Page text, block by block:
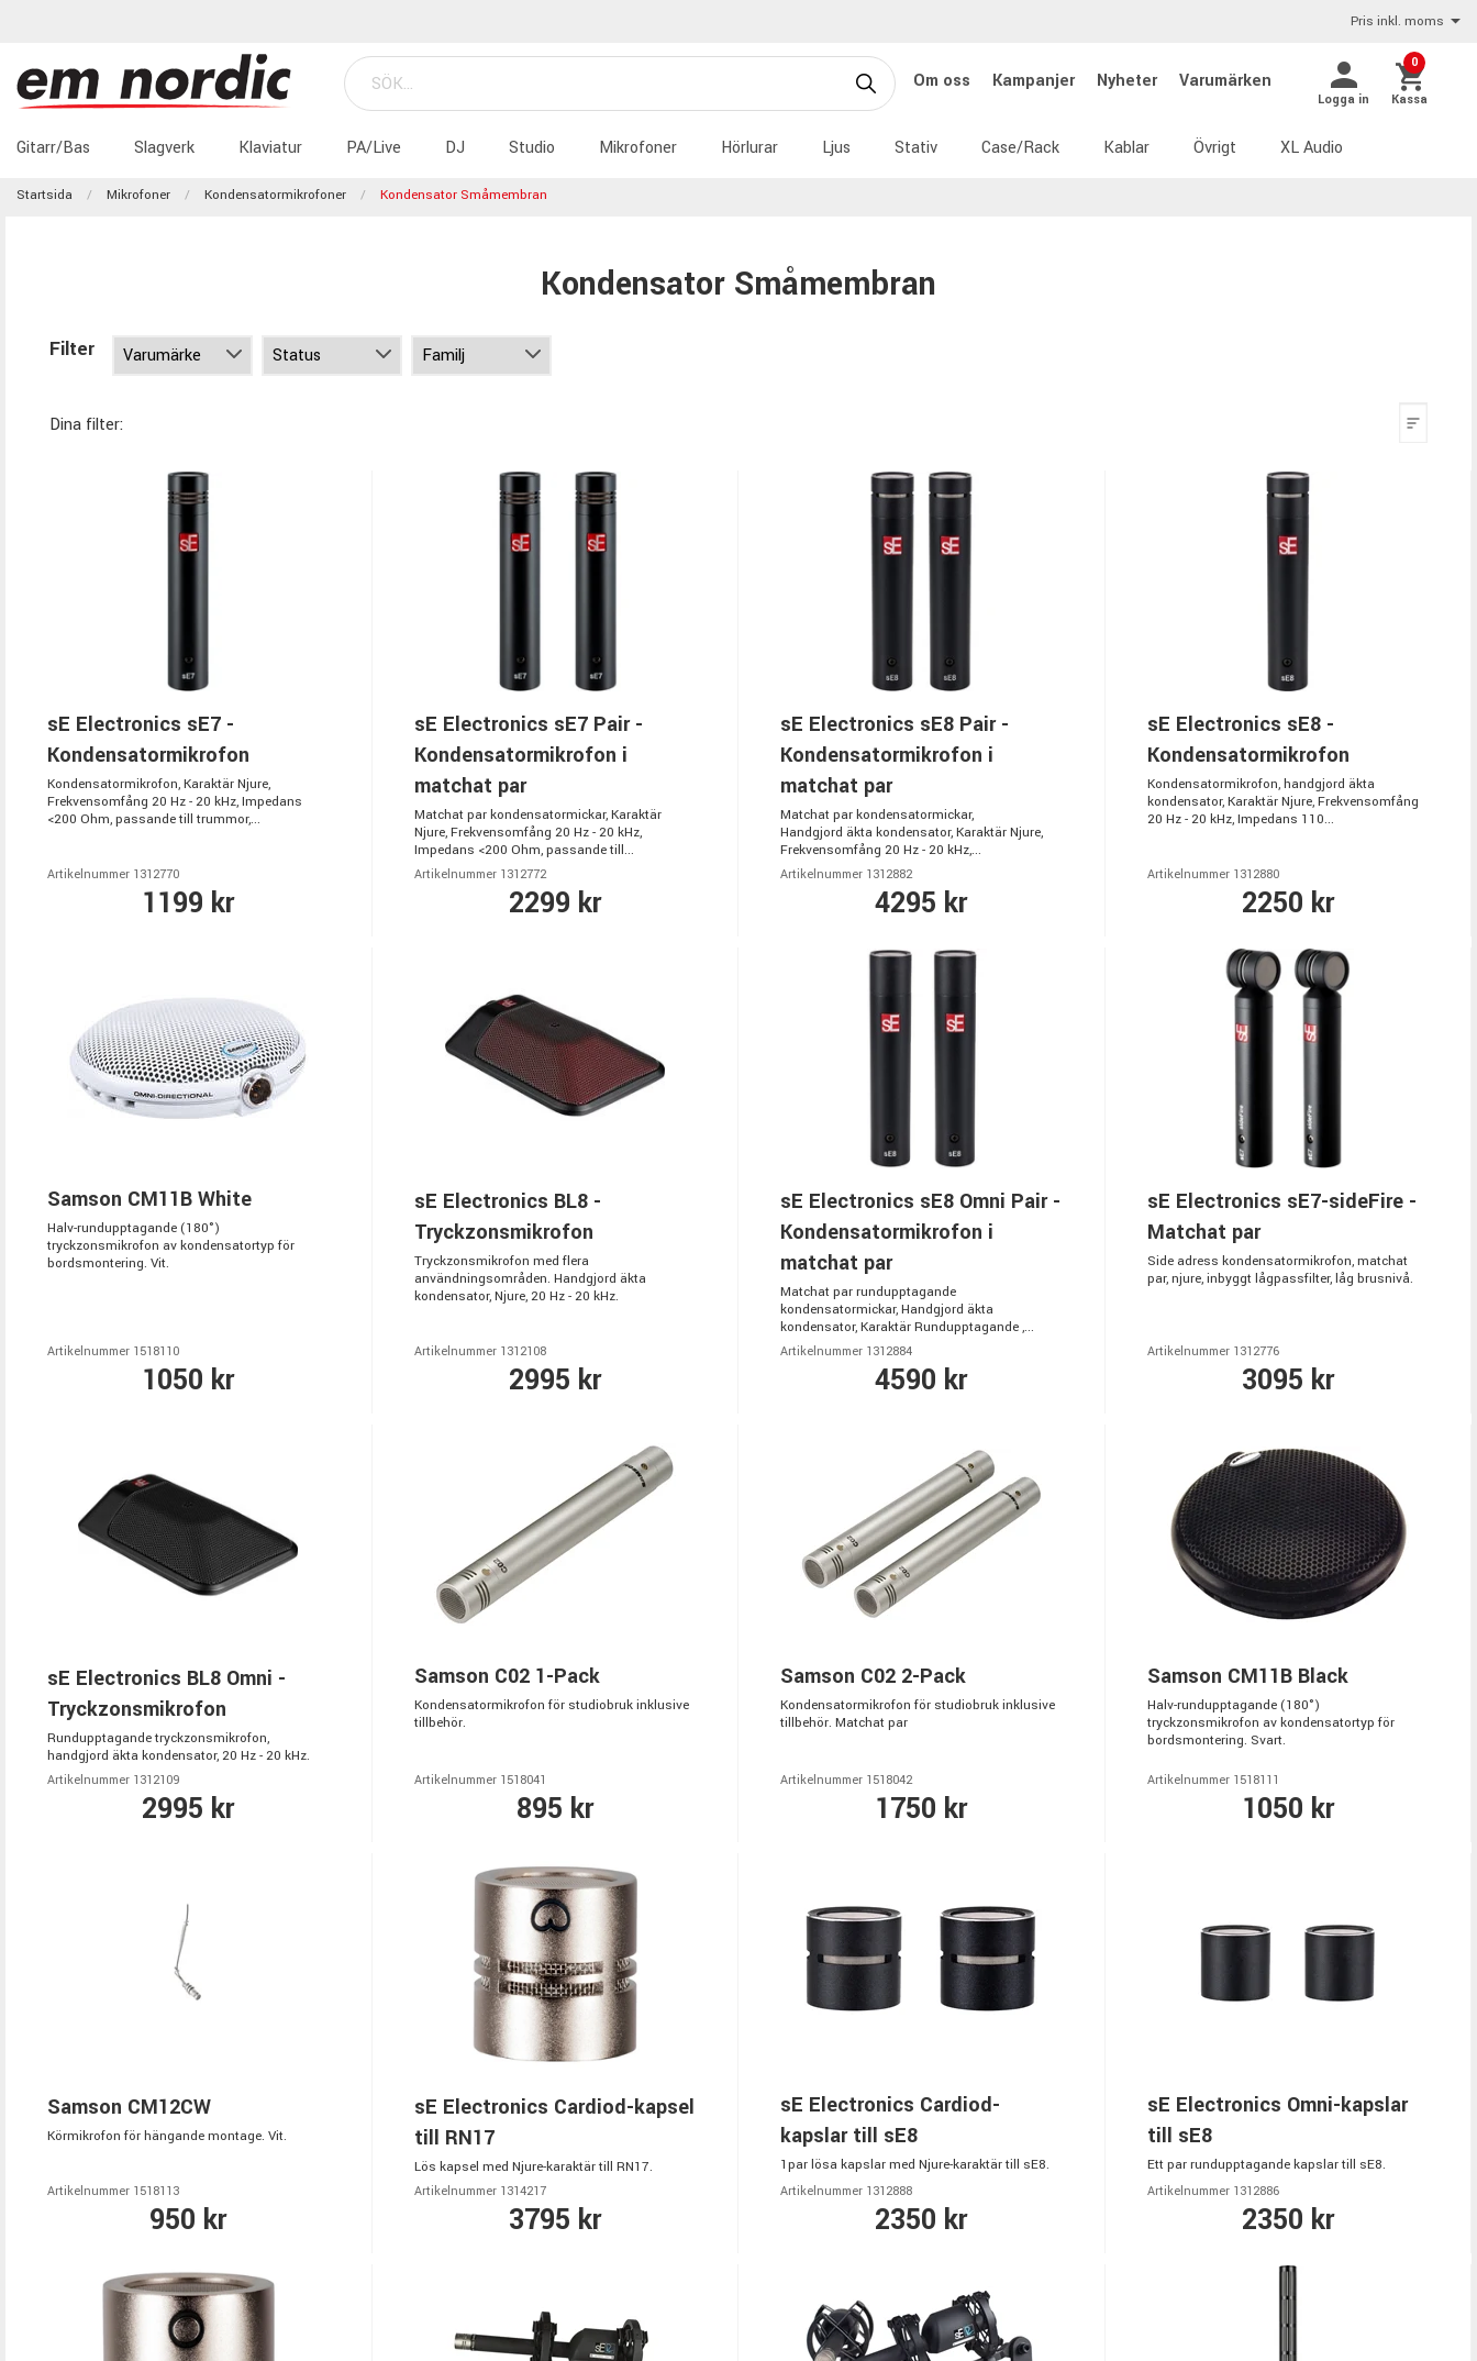
Pris inkl. moms
Om oss Kampanjer Nyheter Varumärken
Logga in
0
Kassa
Gitarr/Bas Slagverk Klaviatur PA/Live DJ Studio Mikrofoner Hörlurar Ljus Stativ Case/Rack Kablar Övrigt XL Audio
Startsida Mikrofoner Kondensatormikrofoner Kondensator Småmembran
Kondensator Småmembran
Filter
Dina filter:
sE Electronics sE7 -
Kondensatormikrofon
Kondensatormikrofon, Karaktär Njure,
Frekvensomfång 20 Hz - 20 kHz, Impedans
<200 Ohm, passande till trummor,...
Artikelnummer 1312770
1199 kr
sE Electronics sE7 Pair -
Kondensatormikrofon i
matchat par
Matchat par kondensatormickar, Karaktär
Njure, Frekvensomfång 20 Hz - 20 kHz,
Impedans <200 Ohm, passande till...
Artikelnummer 1312772
2299 kr
sE Electronics sE8 Pair -
Kondensatormikrofon i
matchat par
Matchat par kondensatormickar,
Handgjord äkta kondensator, Karaktär Njure,
Frekvensomfång 20 Hz - 20 kHz,...
Artikelnummer 1312882
4295 kr
sE Electronics sE8 -
Kondensatormikrofon
Kondensatormikrofon, handgjord äkta
kondensator, Karaktär Njure, Frekvensomfång
20 Hz - 20 kHz, Impedans 110...
Artikelnummer 1312880
2250 kr
Samson CM11B White
Halv-rundupptagande (180°)
tryckzonsmikrofon av kondensatortyp för
bordsmontering. Vit.
Artikelnummer 1518110
1050 kr
sE Electronics BL8 -
Tryckzonsmikrofon
Tryckzonsmikrofon med flera
användningsområden. Handgjord äkta
kondensator, Njure, 20 Hz - 20 kHz.
Artikelnummer 1312108
2995 kr
sE Electronics sE8 Omni Pair -
Kondensatormikrofon i
matchat par
Matchat par rundupptagande
kondensatormickar, Handgjord äkta
kondensator, Karaktär Rundupptagande ,...
Artikelnummer 1312884
4590 kr
sE Electronics sE7-sideFire -
Matchat par
Side adress kondensatormikrofon, matchat
par, njure, inbyggt lågpassfilter, låg brusnivå.
Artikelnummer 1312776
3095 kr
sE Electronics BL8 Omni -
Tryckzonsmikrofon
Rundupptagande tryckzonsmikrofon,
handgjord äkta kondensator, 20 Hz - 20 kHz.
Artikelnummer 1312109
2995 kr
Samson C02 1-Pack
Kondensatormikrofon för studiobruk inklusive
tillbehör.
Artikelnummer 1518041
895 kr
Samson C02 2-Pack
Kondensatormikrofon för studiobruk inklusive
tillbehör. Matchat par
Artikelnummer 1518042
1750 kr
Samson CM11B Black
Halv-rundupptagande (180°)
tryckzonsmikrofon av kondensatortyp för
bordsmontering. Svart.
Artikelnummer 1518111
1050 kr
Samson CM12CW
Körmikrofon för hängande montage. Vit.
Artikelnummer 1518113
950 kr
sE Electronics Cardiod-kapsel
till RN17
Lös kapsel med Njure-karaktär till RN17.
Artikelnummer 1314217
3795 kr
sE Electronics Cardiod-
kapslar till sE8
1par lösa kapslar med Njure-karaktär till sE8.
Artikelnummer 1312888
2350 kr
sE Electronics Omni-kapslar
till sE8
Ett par rundupptagande kapslar till sE8.
Artikelnummer 1312886
2350 kr